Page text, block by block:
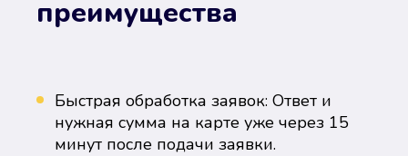
преимущества
Быстрая обработка заявок: Ответ и
нужная сумма на карте уже через 15
минут после подачи заявки.